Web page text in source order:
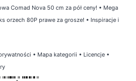
Comad Nova 50 cm za pół ceny! • Mega
orzech 80P prawe za grosze! • Inspiracje i
• Mapa kategorii • Licencje •